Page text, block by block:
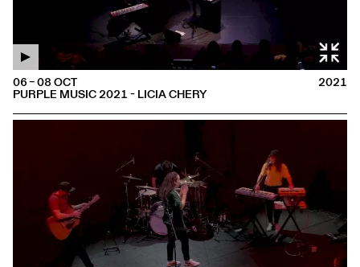
PURPLE MUSIC 2021 - LICIA CHERY
06 – 08 OCT 2021